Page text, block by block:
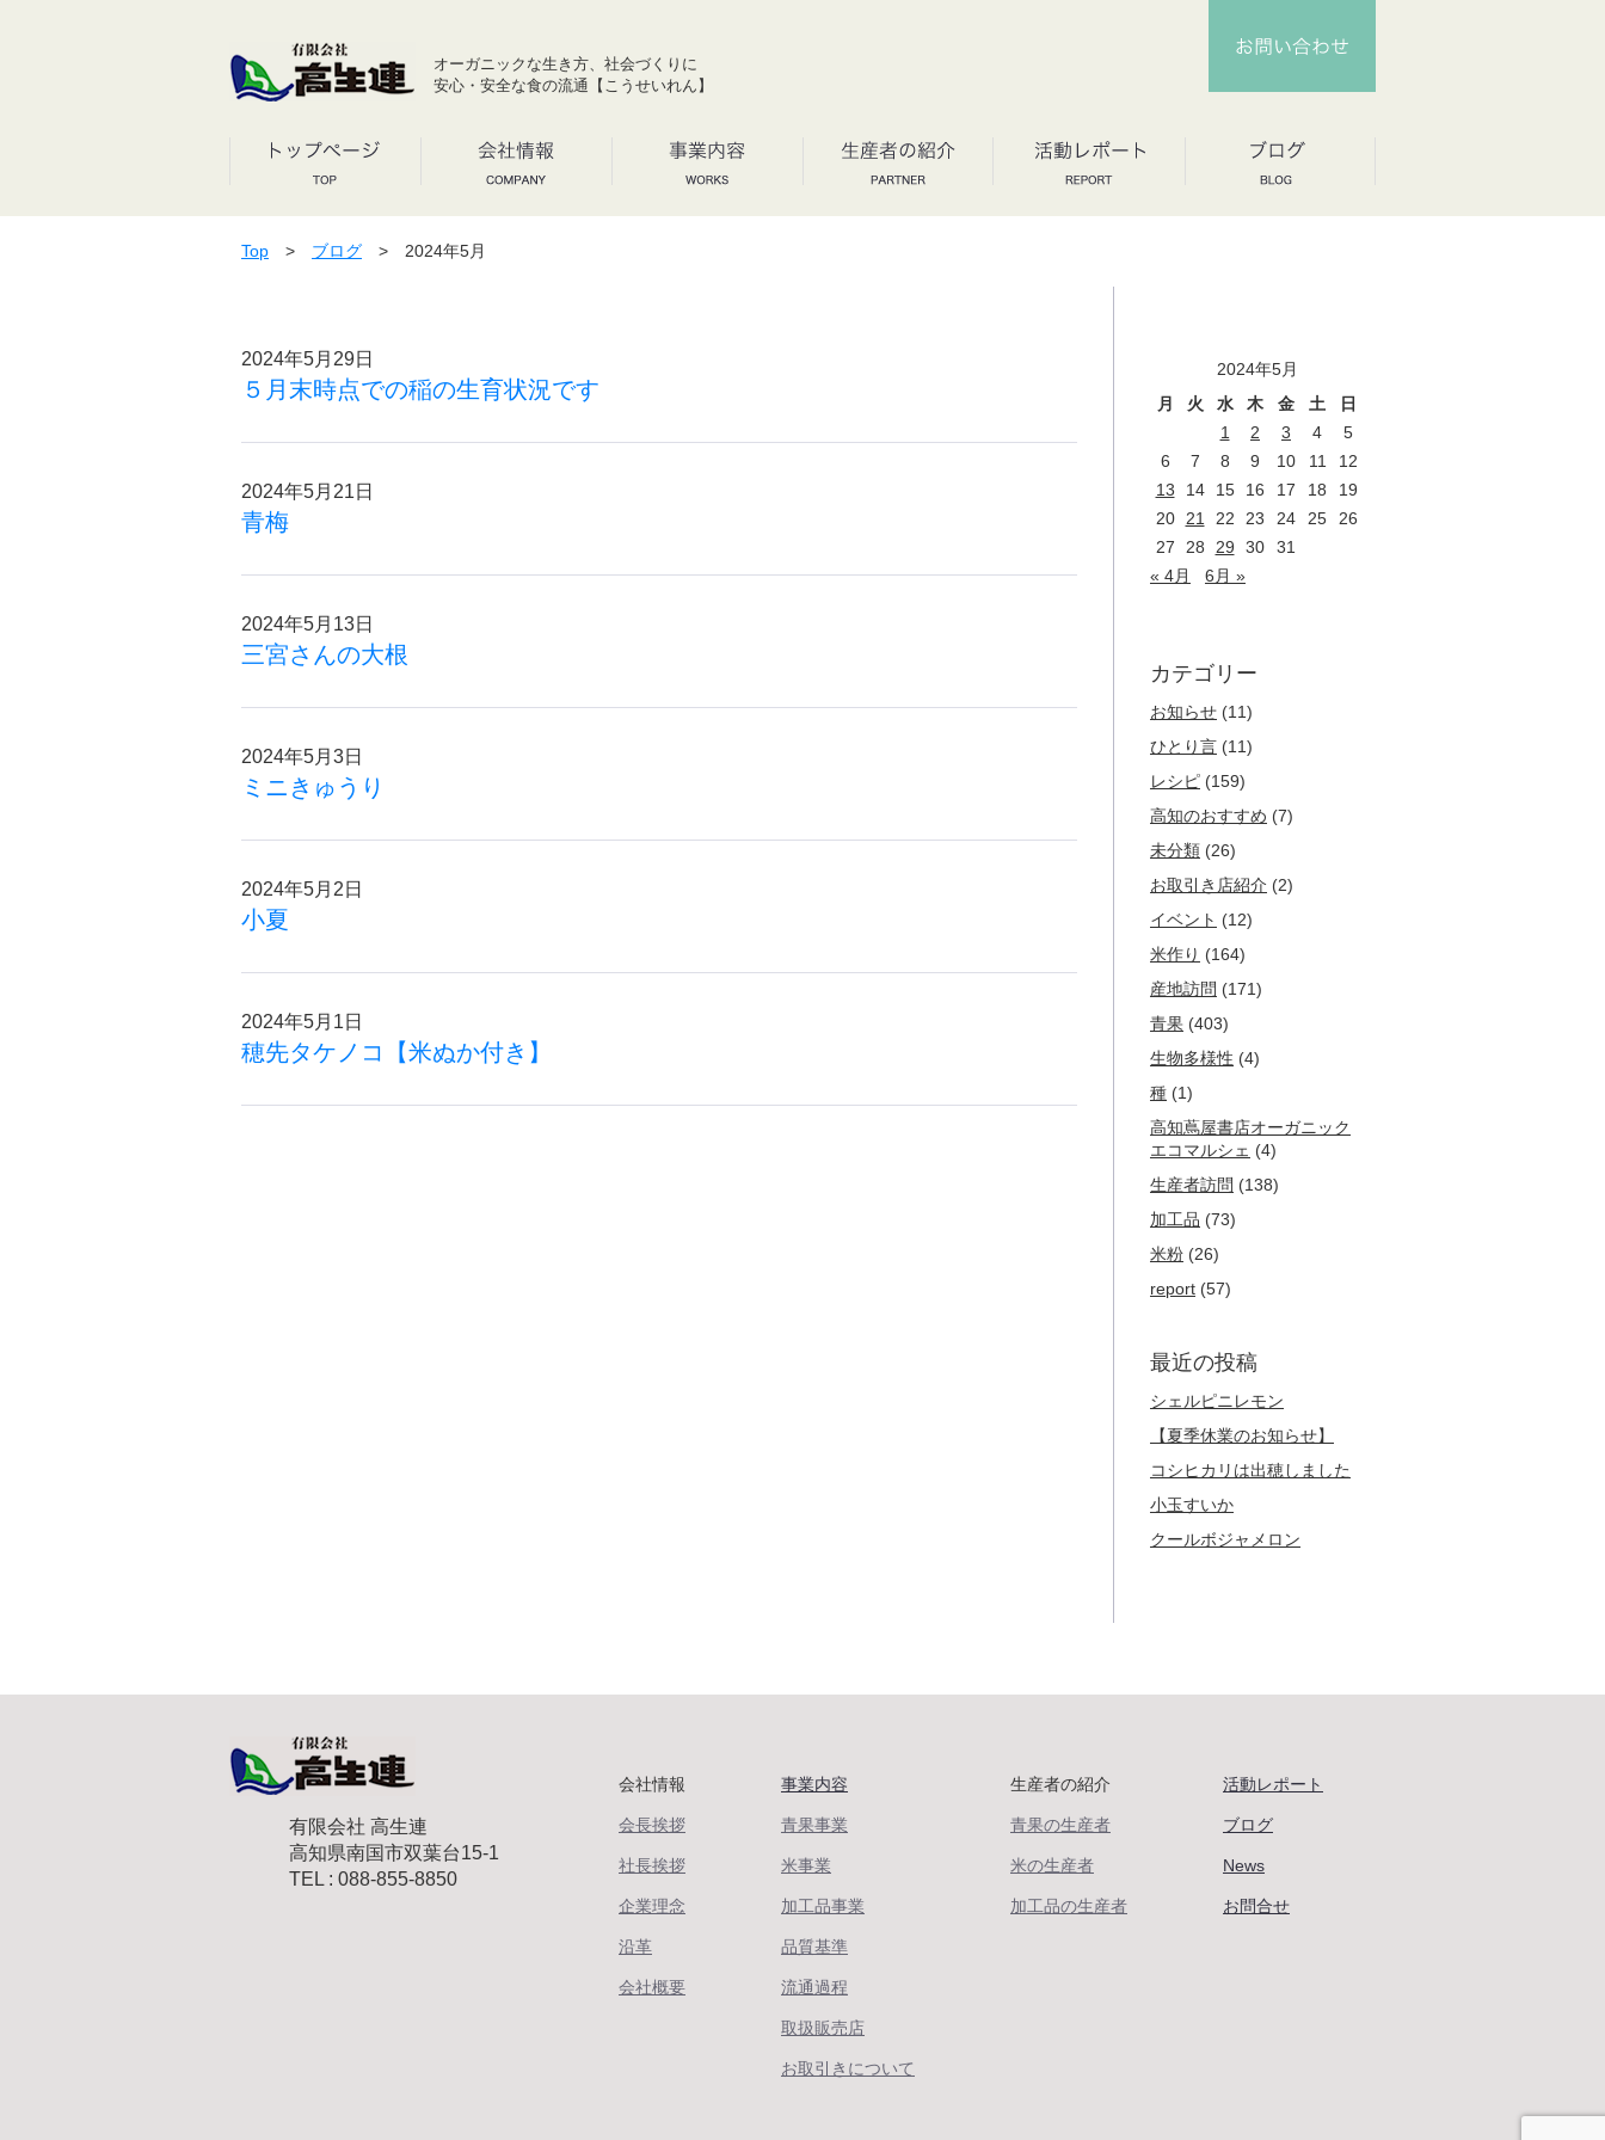
オーガニックな生き方、社会づくりに
安心・安全な食の流通【こうせいれん】
Top > ブログ > 2024年5月
2024年5月29日
５月末時点での稲の生育状況です
2024年5月21日
青梅
2024年5月13日
三宮さんの大根
2024年5月3日
ミニきゅうり
2024年5月2日
小夏
2024年5月1日
穂先タケノコ【米ぬか付き】
2024年5月
月
火 水 木 金 土
日
1
2 3 4
5
6
7 8 9 10 11
12
13
14 15 16 17 18
19
20
21 22 23 24 25
26
27
28 29 30
31
« 4月
6月 »
カテゴリー
お知らせ (11)
ひとり言 (11)
レシピ (159)
高知のおすすめ (7)
未分類 (26)
お取引き店紹介 (2)
イベント (12)
米作り (164)
産地訪問 (171)
青果 (403)
生物多様性 (4)
種 (1)
高知蔦屋書店オーガニック
エコマルシェ (4)
生産者訪問 (138)
加工品 (73)
米粉 (26)
report (57)
最近の投稿
シェルピニレモン
【夏季休業のお知らせ】
コシヒカリは出穂しました
小玉すいか
クールボジャメロン
有限会社 高生連
高知県南国市双葉台15-1
TEL : 088-855-8850
会社情報
会長挨拶
社長挨拶
企業理念
沿革
会社概要
事業内容
青果事業
米事業
加工品事業
品質基準
流通過程
取扱販売店
お取引きについて
生産者の紹介
青果の生産者
米の生産者
加工品の生産者
活動レポート
ブログ
News
お問合せ